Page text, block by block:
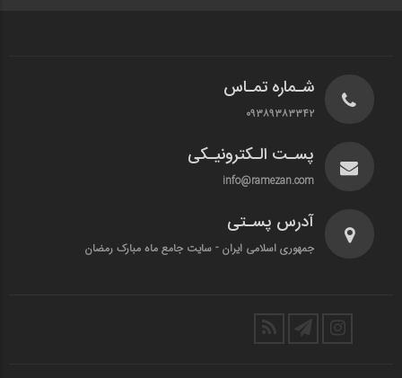
شـماره تمـاس
۰۹۳۸۹۳۸۳۳۴۲
پسـت الـکترونیـکی
info@ramezan.com
آدرس پسـتی
جمهوری اسلامی ایران - سایت جامع ماه مبارک رمضان